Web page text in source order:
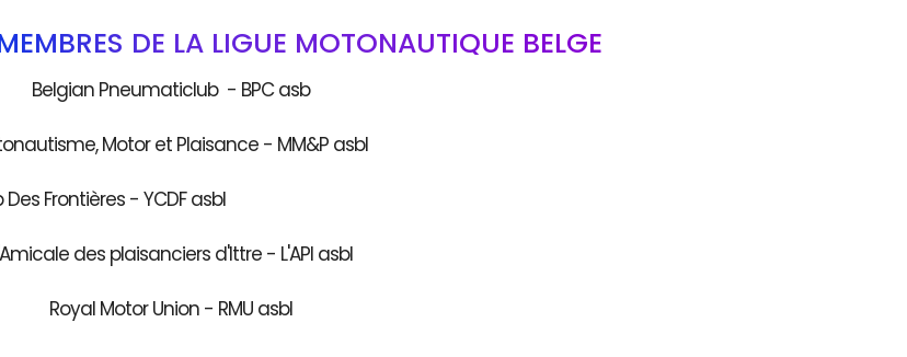
DE LA LIGUE MOTONAUTIQUE BELGE
Belgian Pneumaticlub - BPC asb
Motor et Plaisance - MM&P asbl
Des Frontières - YCDF asbl
des plaisanciers d'Ittre - L'API asbl
Royal Motor Union - RMU asbl